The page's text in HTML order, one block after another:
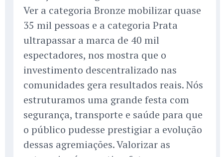
Ver a categoria Bronze mobilizar quase
35 mil pessoas e a categoria Prata
ultrapassar a marca de 40 mil
espectadores, nos mostra que o
investimento descentralizado nas
comunidades gera resultados reais. Nós
estruturamos uma grande festa com
segurança, transporte e saúde para que
o público pudesse prestigiar a evolução
dessas agremiações. Valorizar as